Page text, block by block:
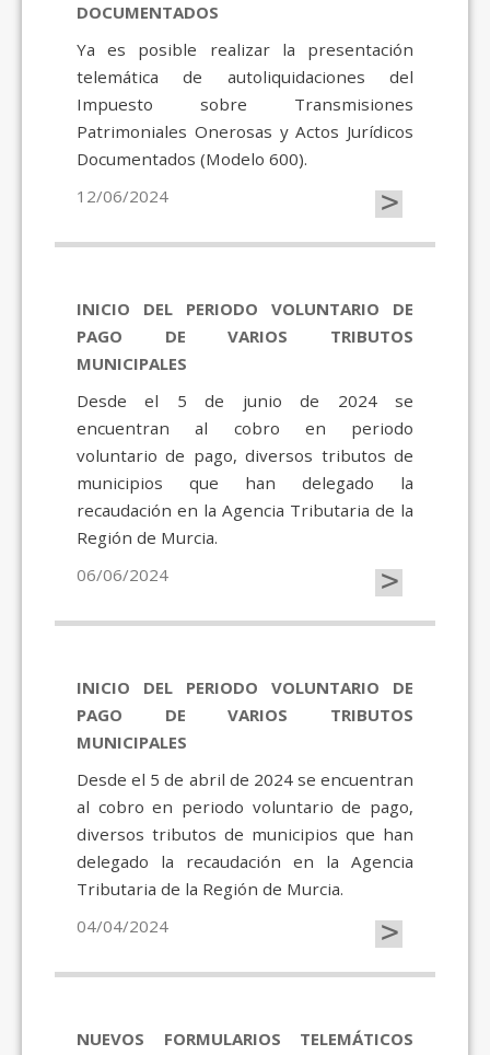
DOCUMENTADOS
Ya es posible realizar la presentación
telemática de autoliquidaciones del
Impuesto sobre Transmisiones
Patrimoniales Onerosas y Actos Jurídicos
Documentados (Modelo 600).
12/06/2024
>
INICIO DEL PERIODO VOLUNTARIO DE
PAGO DE VARIOS TRIBUTOS
MUNICIPALES
Desde el 5 de junio de 2024 se
encuentran al cobro en periodo
voluntario de pago, diversos tributos de
municipios que han delegado la
recaudación en la Agencia Tributaria de la
Región de Murcia.
06/06/2024
>
INICIO DEL PERIODO VOLUNTARIO DE
PAGO DE VARIOS TRIBUTOS
MUNICIPALES
Desde el 5 de abril de 2024 se encuentran
al cobro en periodo voluntario de pago,
diversos tributos de municipios que han
delegado la recaudación en la Agencia
Tributaria de la Región de Murcia.
04/04/2024
>
NUEVOS FORMULARIOS TELEMÁTICOS